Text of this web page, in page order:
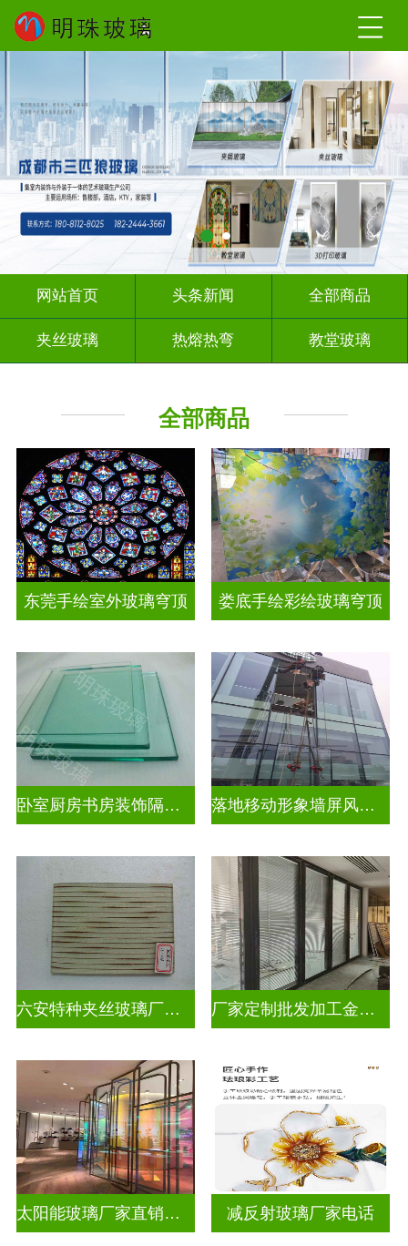
网站首页 头条新闻 全部商品
夹丝玻璃 热熔热弯 教堂玻璃
其它玻璃
全部商品
东莞手绘室外玻璃穹顶 娄底手绘彩绘玻璃穹顶
卧室厨房书房装饰隔断屏风 落地移动形象墙屏风隔断
六安特种夹丝玻璃厂家电话 厂家定制批发加工金属丝夹丝玻璃
太阳能玻璃厂家直销批发 减反射玻璃厂家电话